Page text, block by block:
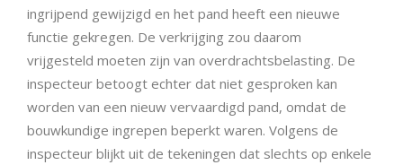
ingrijpend gewijzigd en het pand heeft een nieuwe
functie gekregen. De verkrijging zou daarom
vrijgesteld moeten zijn van overdrachtsbelasting. De
inspecteur betoogt echter dat niet gesproken kan
worden van een nieuw vervaardigd pand, omdat de
bouwkundige ingrepen beperkt waren. Volgens de
inspecteur blijkt uit de tekeningen dat slechts op enkele